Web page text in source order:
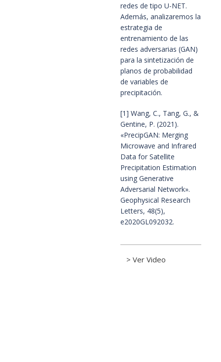
redes de tipo U-NET.
Además, analizaremos la
estrategia de
entrenamiento de las
redes adversarias (GAN)
para la sintetización de
planos de probabilidad
de variables de
precipitación.
[1] Wang, C., Tang, G., &
Gentine, P. (2021).
«PrecipGAN: Merging
Microwave and Infrared
Data for Satellite
Precipitation Estimation
using Generative
Adversarial Network».
Geophysical Research
Letters, 48(5),
e2020GL092032.
> Ver Video